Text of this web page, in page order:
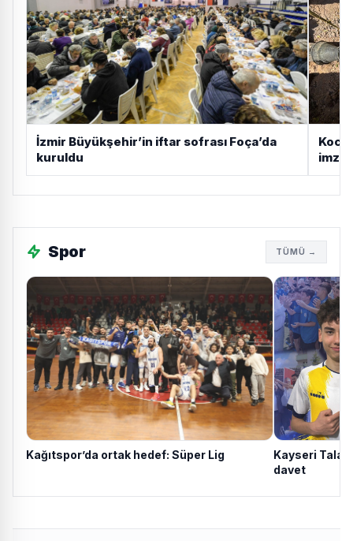
İzmir Büyükşehir’in iftar sofrası Foça’da
kuruldu
imza
Spor TÜMÜ →
Kağıtspor’da ortak hedef: Süper Lig
Kayseri
davet
Malatya'da Spor Köyü Atletizm
Pisti inşaatı başladı